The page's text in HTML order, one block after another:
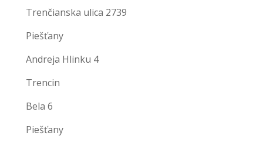
Trenčianska ulica 2739
Piešťany
Andreja Hlinku 4
Trencin
Bela 6
Piešťany